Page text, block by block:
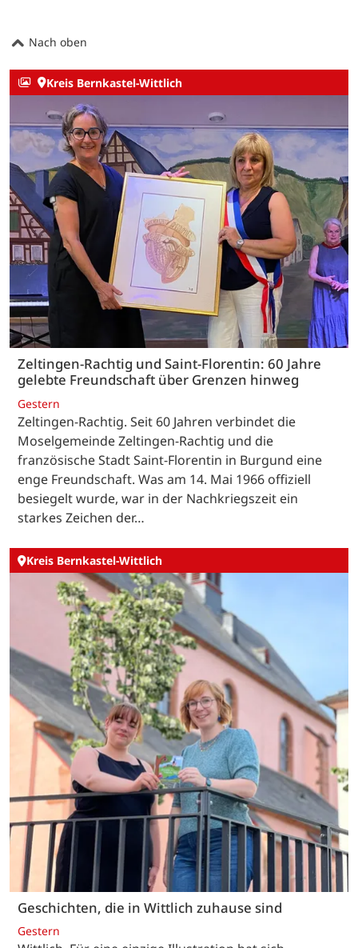
Nach oben
Kreis Bernkastel-Wittlich
Zeltingen-Rachtig und Saint-Florentin: 60 Jahre
gelebte Freundschaft über Grenzen hinweg
Gestern
Zeltingen-Rachtig. Seit 60 Jahren verbindet die
Moselgemeinde Zeltingen-Rachtig und die
französische Stadt Saint-Florentin in Burgund eine
enge Freundschaft. Was am 14. Mai 1966 offiziell
besiegelt wurde, war in der Nachkriegszeit ein
starkes Zeichen der…
Kreis Bernkastel-Wittlich
Geschichten, die in Wittlich zuhause sind
Gestern